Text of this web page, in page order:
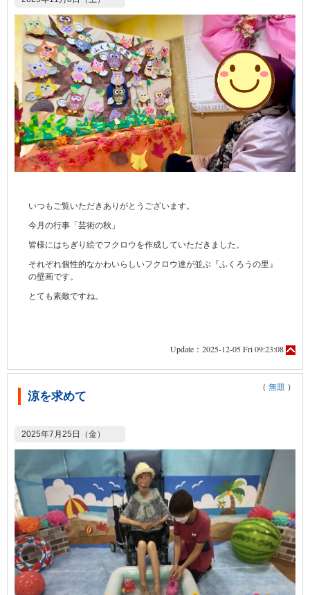
いつもご覧いただきありがとうございます。
今月の行事「芸術の秋」
皆様にはちぎり絵でフクロウを作成していただきました。
それぞれ個性的なかわいらしいフクロウ達が並ぶ『ふくろうの里』
の壁画です。
とても素敵ですね。
Update：2025-12-05 Fri 09:23:08
涼を求めて
（ 無題 ）
2025年7月25日（金）